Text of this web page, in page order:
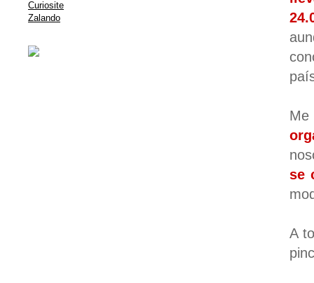
se
A
Curiosite
Zalando